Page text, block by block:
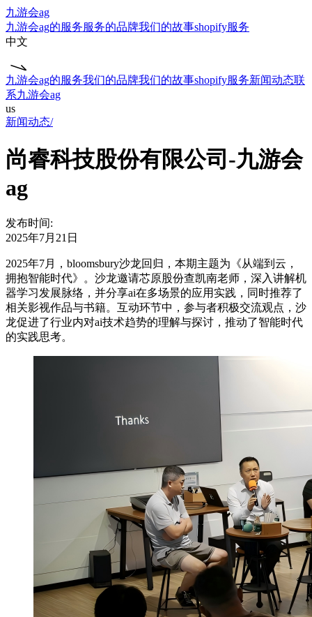
九游会ag
九游会ag的服务服务的品牌我们的故事shopify服务
中文
九游会ag的服务我们的品牌我们的故事shopify服务新闻动态联
系九游会ag
us
新闻动态/
尚睿科技股份有限公司-九游会
ag
发布时间:
2025年7月21日
2025年7月，bloomsbury沙龙回归，本期主题为《从端到云，
拥抱智能时代》。沙龙邀请芯原股份查凯南老师，深入讲解机
器学习发展脉络，并分享ai在多场景的应用实践，同时推荐了
相关影视作品与书籍。互动环节中，参与者积极交流观点，沙
龙促进了行业内对ai技术趋势的理解与探讨，推动了智能时代
的实践思考。